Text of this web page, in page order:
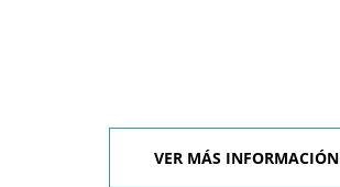
VER MÁS INFORMACIÓN